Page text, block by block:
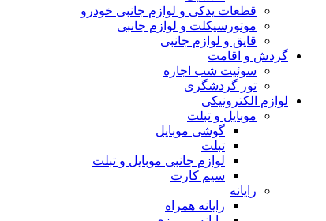
قطعات یدکی و لوازم جانبی خودرو
موتورسیکلت و لوازم جانبی
قایق و لوازم جانبی
گردش و اقامت
سوئیت شب اجاره
تور گردشگری
لوازم الکترونیکی
موبایل و تبلت
گوشی موبایل
تبلت
لوازم جانبی موبایل و تبلت
سیم کارت
رایانه
رایانه همراه